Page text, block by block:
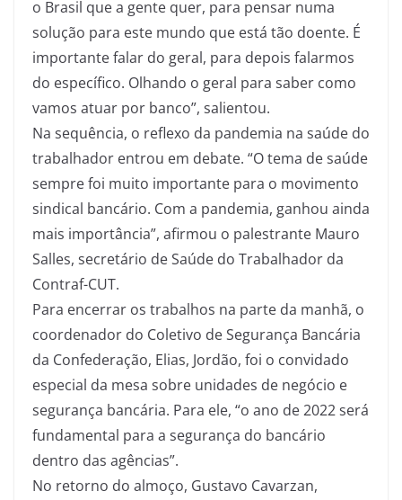
o Brasil que a gente quer, para pensar numa
solução para este mundo que está tão doente. É
importante falar do geral, para depois falarmos
do específico. Olhando o geral para saber como
vamos atuar por banco”, salientou.
Na sequência, o reflexo da pandemia na saúde do
trabalhador entrou em debate. “O tema de saúde
sempre foi muito importante para o movimento
sindical bancário. Com a pandemia, ganhou ainda
mais importância”, afirmou o palestrante Mauro
Salles, secretário de Saúde do Trabalhador da
Contraf-CUT.
Para encerrar os trabalhos na parte da manhã, o
coordenador do Coletivo de Segurança Bancária
da Confederação, Elias, Jordão, foi o convidado
especial da mesa sobre unidades de negócio e
segurança bancária. Para ele, “o ano de 2022 será
fundamental para a segurança do bancário
dentro das agências”.
No retorno do almoço, Gustavo Cavarzan,